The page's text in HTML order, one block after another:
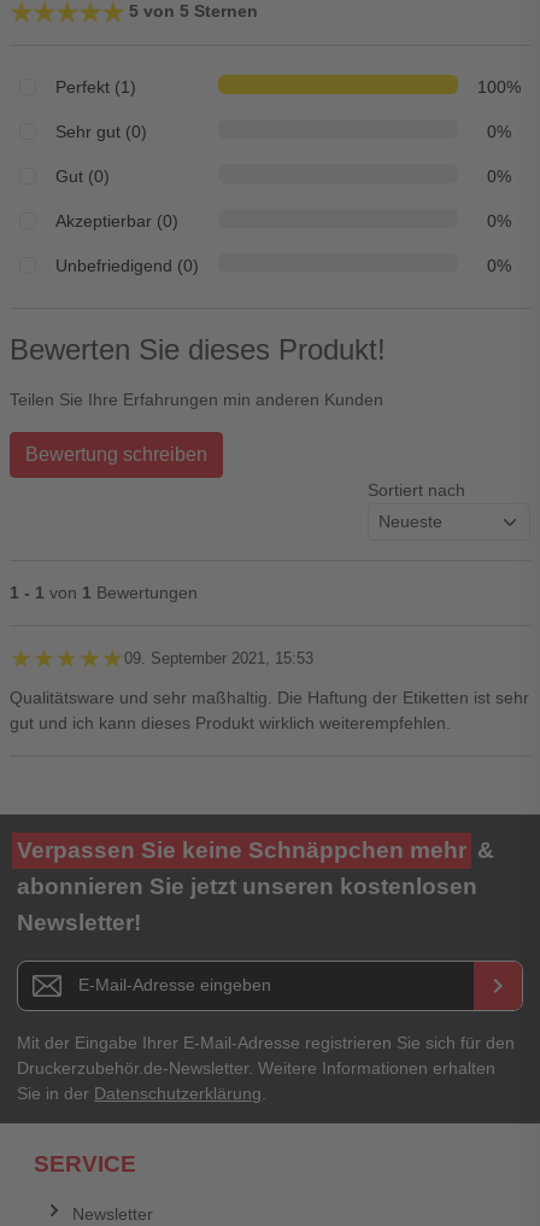
★★★★★
★★★★★ 5 von 5 Sternen
Perfekt (1) 100%
Sehr gut (0) 0%
Gut (0) 0%
Akzeptierbar (0) 0%
Unbefriedigend (0) 0%
Bewerten Sie dieses Produkt!
Teilen Sie Ihre Erfahrungen min anderen Kunden
Bewertung schreiben
Sortiert nach
1 - 1 von 1 Bewertungen
★★★★★
★★★★★09. September 2021, 15:53
Qualitätsware und sehr maßhaltig. Die Haftung der Etiketten ist sehr
gut und ich kann dieses Produkt wirklich weiterempfehlen.
Ihre Bewertung**
★★★★★
Titel**
E-Mail-Adresse
Ihr Passwort
Verpassen Sie keine Schnäppchen mehr &
abonnieren Sie jetzt unseren kostenlosen
Newsletter!
Newsletter E-Mail Adresse keyboard_arrow_right
Mit der Eingabe Ihrer E-Mail-Adresse registrieren Sie sich für den
Druckerzubehör.de-Newsletter. Weitere Informationen erhalten
Sie in der Datenschutzerklärung
SERVICE
Newsletter